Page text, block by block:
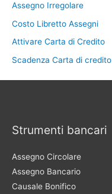
Assegno Irregolare
Costo Libretto Assegni
Attivare Carta di Credito
Scadenza Carta di credito
Strumenti bancari
Assegno Circolare
Assegno Bancario
Causale Bonifico